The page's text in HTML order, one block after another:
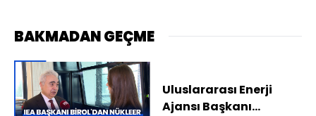
BAKMADAN GEÇME
Uluslararası Enerji
Ajansı Başkanı